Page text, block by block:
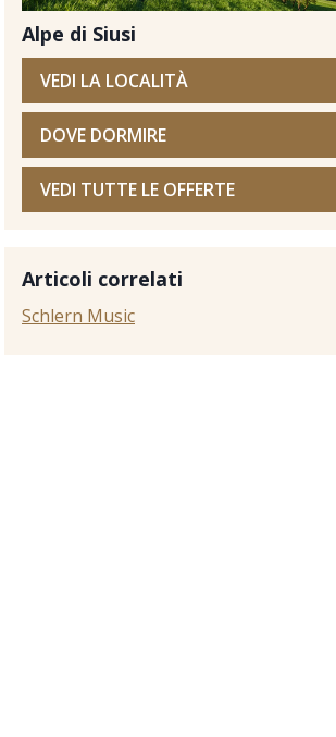
Alpe di Siusi
VEDI LA LOCALITÀ
DOVE DORMIRE
VEDI TUTTE LE OFFERTE
Articoli correlati
Schlern Music